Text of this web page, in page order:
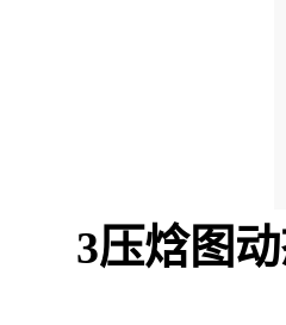
3压焓图